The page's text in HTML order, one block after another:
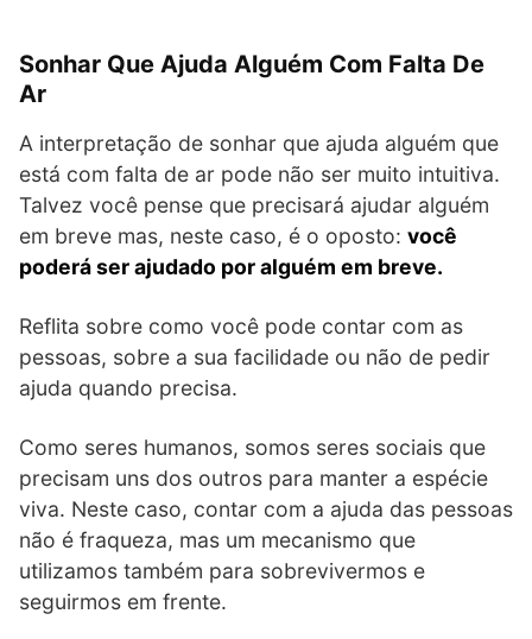
Sonhar Que Ajuda Alguém Com Falta De
Ar
A interpretação de sonhar que ajuda alguém que
está com falta de ar pode não ser muito intuitiva.
Talvez você pense que precisará ajudar alguém
em breve mas, neste caso, é o oposto: você
poderá ser ajudado por alguém em breve.
Reflita sobre como você pode contar com as
pessoas, sobre a sua facilidade ou não de pedir
ajuda quando precisa.
Como seres humanos, somos seres sociais que
precisam uns dos outros para manter a espécie
viva. Neste caso, contar com a ajuda das pessoas
não é fraqueza, mas um mecanismo que
utilizamos também para sobrevivermos e
seguirmos em frente.